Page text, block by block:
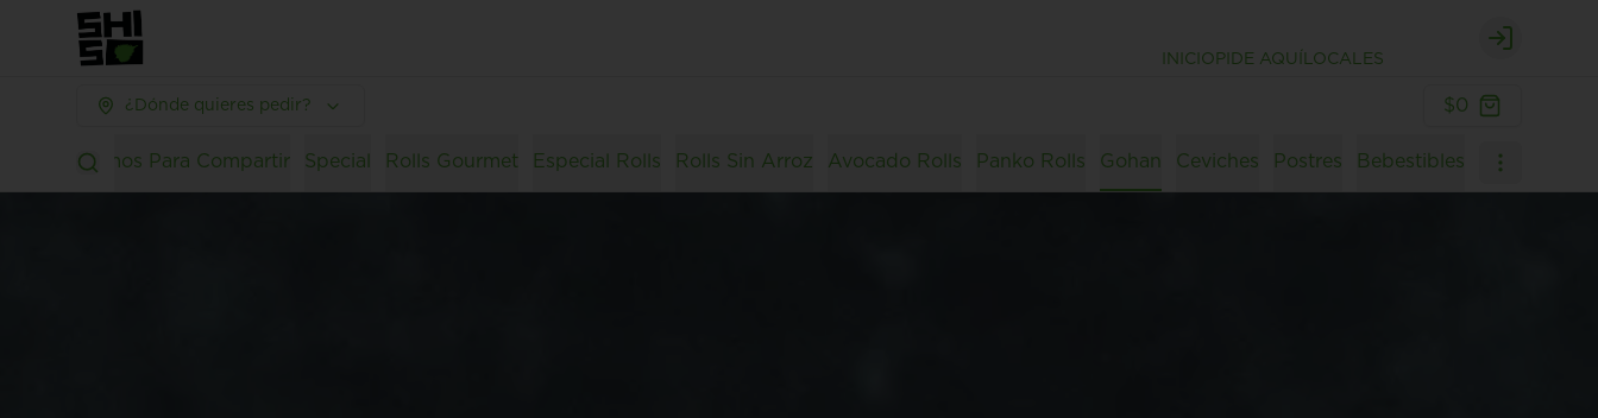
INICIO PIDE AQUÍ LOCALES
Login
¿Dónde quieres pedir? $0
Promos Para Compartir Special Rolls Gourmet Especial Rolls Rolls Sin Arroz Avocado Rolls Panko Rolls Gohan Ceviches Postres Bebestibles